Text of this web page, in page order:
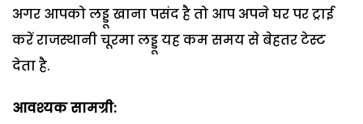
अगर आपको लड्डू खाना पसंद है तो आप अपने घर पर ट्राई
करें राजस्थानी चूरमा लड्डू यह कम समय से बेहतर टेस्ट
देता है.
आवश्यक सामग्री: